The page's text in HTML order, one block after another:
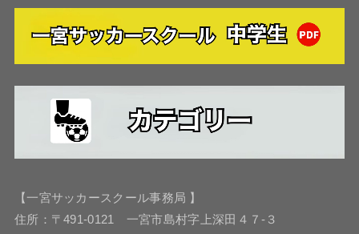
【一宮サッカースクール事務局 】
住所：〒491-0121 一宮市島村字上深田４７-３